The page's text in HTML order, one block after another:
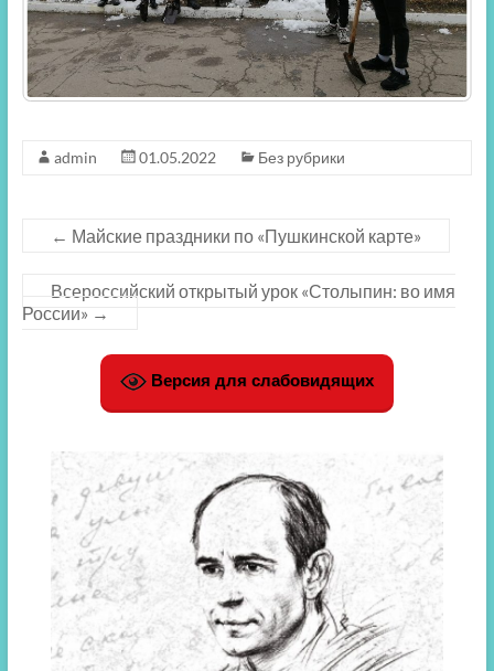
admin 01.05.2022 Без рубрики
← Майские праздники по «Пушкинской карте»
Всероссийский открытый урок «Столыпин: во имя
России» →
Версия для слабовидящих